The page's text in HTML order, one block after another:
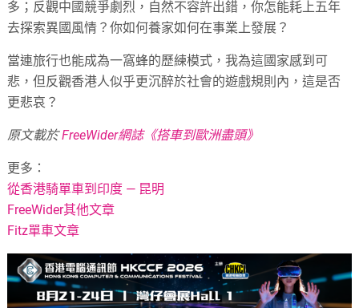
多；反觀中國競爭劇烈，自然不容許出錯，你怎能耗上五年
去探索異國風情？你如何養家如何在事業上發展？
當連旅行也能成為一窩蜂的歷練模式，我為這國家感到可
悲，但反觀香港人似乎更沉醉於社會的遊戲規則內，這是否
更悲哀？
原文載於FreeWider網誌《搭車到歐洲盡頭》
更多：
從香港騎單車到印度 — 昆明
FreeWider其他文章
Fitz單車文章